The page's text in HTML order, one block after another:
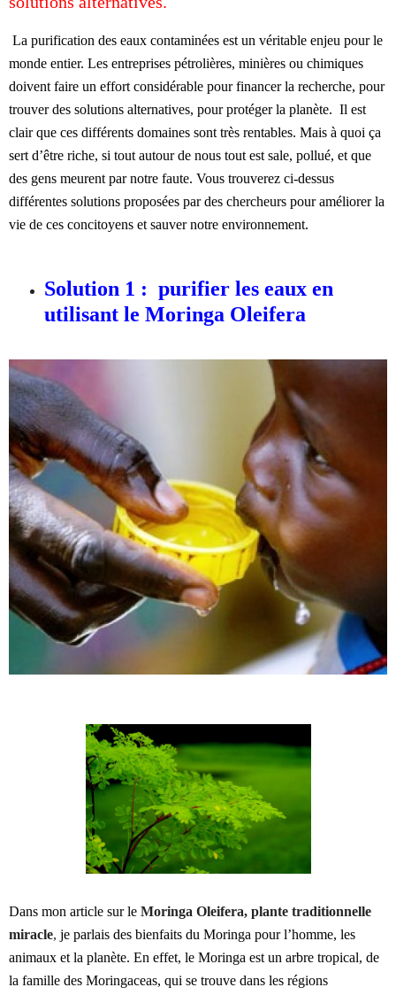
La purification des eaux contaminées est un véritable enjeu pour le
monde entier. Les entreprises pétrolières, minières ou chimiques
doivent faire un effort considérable pour financer la recherche, pour
trouver des solutions alternatives, pour protéger la planète. Il est
clair que ces différents domaines sont très rentables. Mais à quoi ça
sert d’être riche, si tout autour de nous tout est sale, pollué, et que
des gens meurent par notre faute. Vous trouverez ci-dessus
différentes solutions proposées par des chercheurs pour améliorer la
vie de ces concitoyens et sauver notre environnement.
Solution 1 : purifier les eaux en
utilisant le Moringa Oleifera
Dans mon article sur le Moringa Oleifera, plante traditionnelle
miracle, je parlais des bienfaits du Moringa pour l’homme, les
animaux et la planète. En effet, le Moringa est un arbre tropical, de
la famille des Moringaceas, qui se trouve dans les régions